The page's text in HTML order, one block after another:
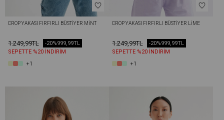
CROP YAKASI FIRFIRLI BÜSTIYER MINT
1.249,99TL 999,99TL
-20%
SEPETTE %20 İNDİRİM
+1
CROP YAKASI FIRFIRLI BÜSTIYER LIME
1.249,99TL 999,99TL
-20%
SEPETTE %20 İNDİRİM
+1